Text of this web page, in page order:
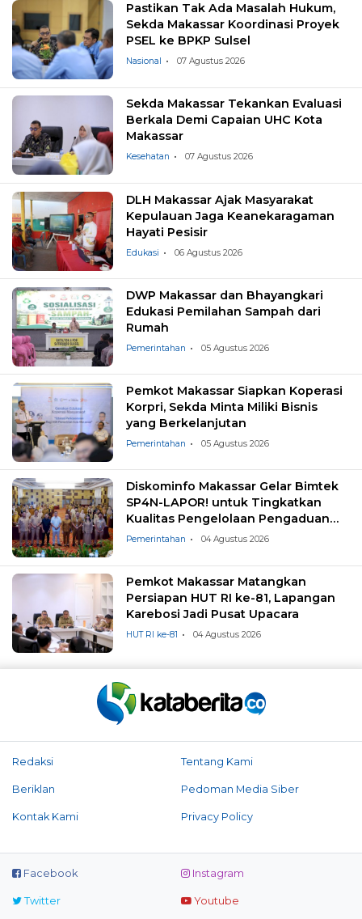
Pastikan Tak Ada Masalah Hukum,
Sekda Makassar Koordinasi Proyek
PSEL ke BPKP Sulsel
Nasional 07 Agustus 2026
Sekda Makassar Tekankan Evaluasi
Berkala Demi Capaian UHC Kota
Makassar
Kesehatan 07 Agustus 2026
DLH Makassar Ajak Masyarakat
Kepulauan Jaga Keanekaragaman
Hayati Pesisir
Edukasi 06 Agustus 2026
DWP Makassar dan Bhayangkari
Edukasi Pemilahan Sampah dari
Rumah
Pemerintahan 05 Agustus 2026
Pemkot Makassar Siapkan Koperasi
Korpri, Sekda Minta Miliki Bisnis
yang Berkelanjutan
Pemerintahan 05 Agustus 2026
Diskominfo Makassar Gelar Bimtek
SP4N-LAPOR! untuk Tingkatkan
Kualitas Pengelolaan Pengaduan
Masyarakat
Pemerintahan 04 Agustus 2026
Pemkot Makassar Matangkan
Persiapan HUT RI ke-81, Lapangan
Karebosi Jadi Pusat Upacara
HUT RI ke-81 04 Agustus 2026
Redaksi Tentang Kami
Beriklan Pedoman Media Siber
Kontak Kami Privacy Policy
Facebook Instagram
Twitter Youtube